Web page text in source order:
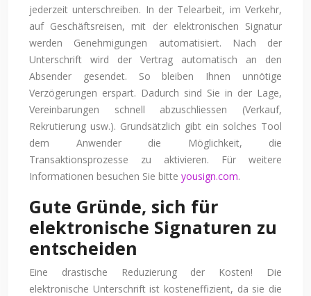
jederzeit unterschreiben. In der Telearbeit, im Verkehr,
auf Geschäftsreisen, mit der elektronischen Signatur
werden Genehmigungen automatisiert. Nach der
Unterschrift wird der Vertrag automatisch an den
Absender gesendet. So bleiben Ihnen unnötige
Verzögerungen erspart. Dadurch sind Sie in der Lage,
Vereinbarungen schnell abzuschliessen (Verkauf,
Rekrutierung usw.). Grundsätzlich gibt ein solches Tool
dem Anwender die Möglichkeit, die
Transaktionsprozesse zu aktivieren. Für weitere
Informationen besuchen Sie bitte yousign.com.
Gute Gründe, sich für
elektronische Signaturen zu
entscheiden
Eine drastische Reduzierung der Kosten! Die
elektronische Unterschrift ist kosteneffizient, da sie die